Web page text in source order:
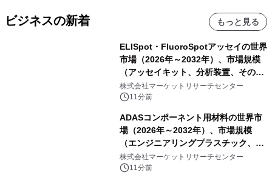
ビジネスの新着 もっと見る
ELISpot・FluoroSpotアッセイの世界
市場（2026年～2032年）、市場規模
（アッセイキット、分析装置、その
他）・分析レポートを発表
株式会社マーケットリサーチセンター
11分前
ADASコンポーネント用材料の世界市
場（2026年～2032年）、市場規模
（エンジニアリングプラスチック、RF
および誘電体材料、光学・カバー材
料、その他）・分析レポートを発表
株式会社マーケットリサーチセンター
11分前